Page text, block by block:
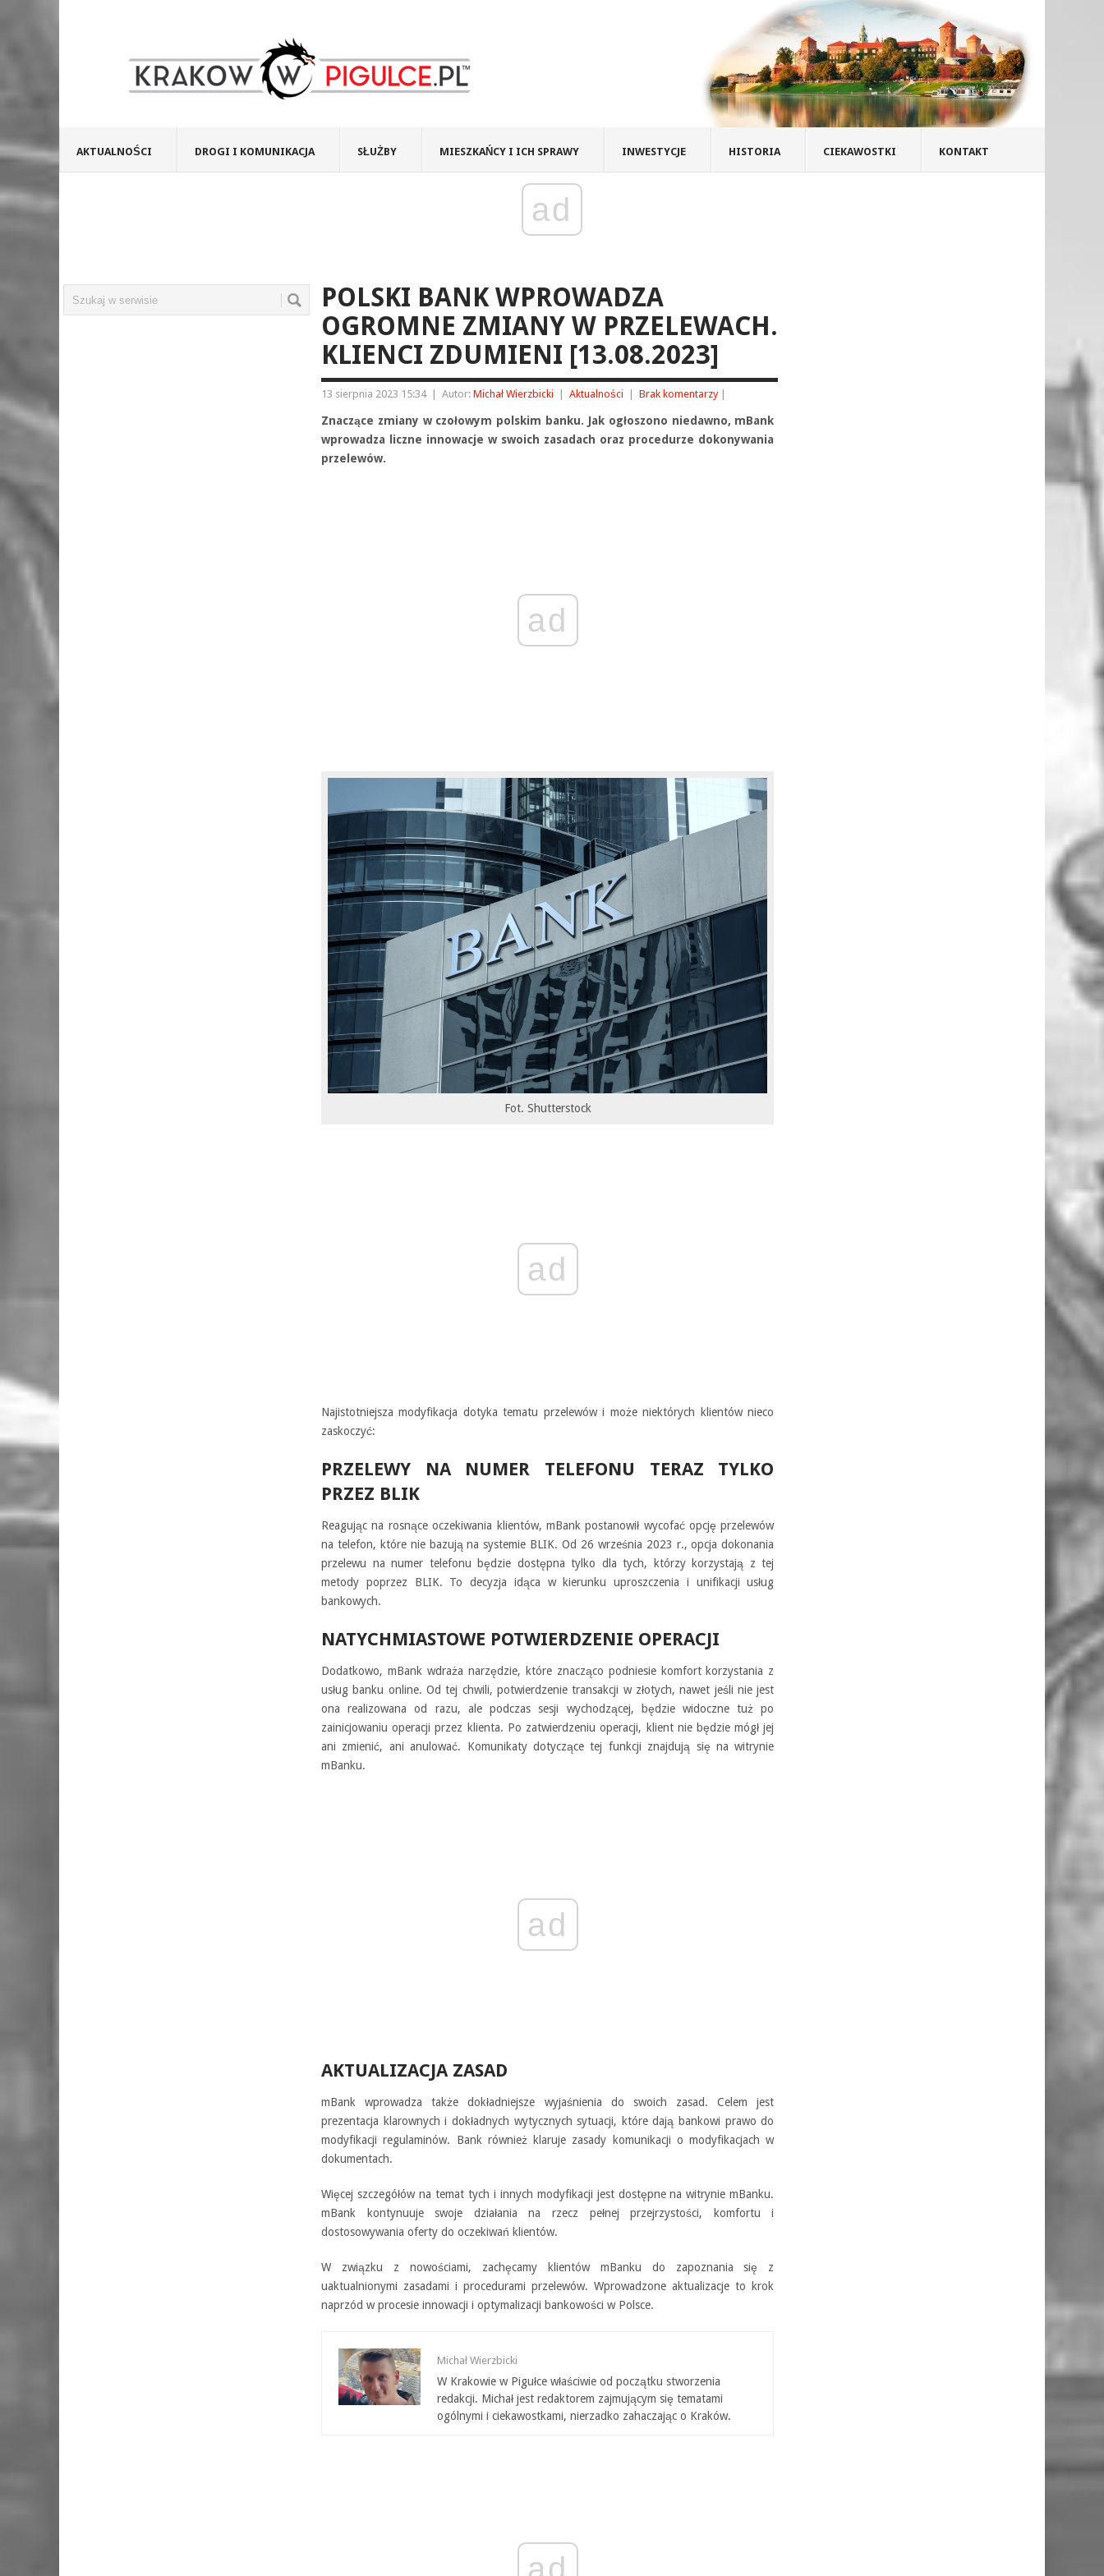
AKTUALNOŚCI DROGI I KOMUNIKACJA SŁUŻBY MIESZKAŃCY I ICH SPRAWY INWESTYCJE HISTORIA CIEKAWOSTKI KONTAKT
ad
POLSKI BANK WPROWADZA
OGROMNE ZMIANY W PRZELEWACH.
KLIENCI ZDUMIENI [13.08.2023]
13 sierpnia 2023 15:34 Autor: Michał Wierzbicki Aktualności Brak komentarzy
Znaczące zmiany w czołowym polskim banku. Jak ogłoszono niedawno, mBank
wprowadza liczne innowacje w swoich zasadach oraz procedurze dokonywania
przelewów.
ad
Fot. Shutterstock
ad
Najistotniejsza modyfikacja dotyka tematu przelewów i może niektórych klientów nieco
zaskoczyć:
PRZELEWY NA NUMER TELEFONU TERAZ TYLKO
PRZEZ BLIK
Reagując na rosnące oczekiwania klientów, mBank postanowił wycofać opcję przelewów
na telefon, które nie bazują na systemie BLIK. Od 26 września 2023 r., opcja dokonania
przelewu na numer telefonu będzie dostępna tylko dla tych, którzy korzystają z tej
metody poprzez BLIK. To decyzja idąca w kierunku uproszczenia i unifikacji usług
bankowych.
NATYCHMIASTOWE POTWIERDZENIE OPERACJI
Dodatkowo, mBank wdraża narzędzie, które znacząco podniesie komfort korzystania z
usług banku online. Od tej chwili, potwierdzenie transakcji w złotych, nawet jeśli nie jest
ona realizowana od razu, ale podczas sesji wychodzącej, będzie widoczne tuż po
zainicjowaniu operacji przez klienta. Po zatwierdzeniu operacji, klient nie będzie mógł jej
ani zmienić, ani anulować. Komunikaty dotyczące tej funkcji znajdują się na witrynie
mBanku.
ad
AKTUALIZACJA ZASAD
mBank wprowadza także dokładniejsze wyjaśnienia do swoich zasad. Celem jest
prezentacja klarownych i dokładnych wytycznych sytuacji, które dają bankowi prawo do
modyfikacji regulaminów. Bank również klaruje zasady komunikacji o modyfikacjach w
dokumentach.
Więcej szczegółów na temat tych i innych modyfikacji jest dostępne na witrynie mBanku.
mBank kontynuuje swoje działania na rzecz pełnej przejrzystości, komfortu i
dostosowywania oferty do oczekiwań klientów.
W związku z nowościami, zachęcamy klientów mBanku do zapoznania się z
uaktualnionymi zasadami i procedurami przelewów. Wprowadzone aktualizacje to krok
naprzód w procesie innowacji i optymalizacji bankowości w Polsce.
Michał Wierzbicki
W Krakowie w Pigułce właściwie od początku stworzenia
redakcji. Michał jest redaktorem zajmującym się tematami
ogólnymi i ciekawostkami, nierzadko zahaczając o Kraków.